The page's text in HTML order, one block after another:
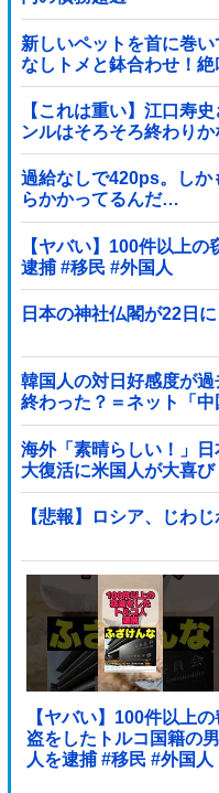
新しいペットを首に巻
なしトメと鉢合わせ！
てないと二度と行って
夫ですｗ
【これは重い】江口寿
ンルはそろそろ終わりか
過給なしで420ps。し
らかかってるんだ…
【ヤバい】100件以上
逮捕 #移民 #外国人
日本の神社仏閣が22日に
韓国人の対日好感度が
終わった？＝ネット「中
海外「素晴らしい！」
大復活に米国人が大喜び
【悲報】ロシア、じわ
【ヤバい】100件以上の
盗をしたトルコ国籍の
人を逮捕 #移民 #外国人